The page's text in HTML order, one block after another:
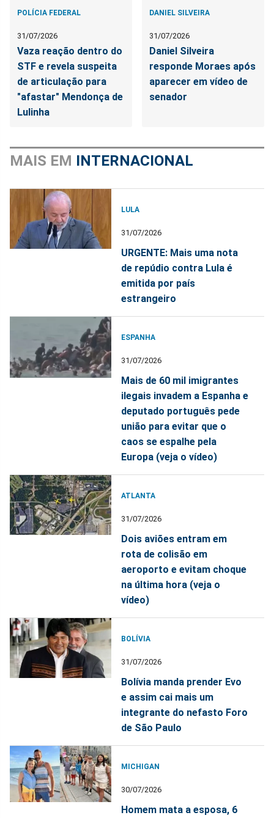
POLÍCIA FEDERAL
31/07/2026
Vaza reação dentro do
STF e revela suspeita
de articulação para
"afastar" Mendonça de
Lulinha
DANIEL SILVEIRA
31/07/2026
Daniel Silveira
responde Moraes após
aparecer em vídeo de
senador
MAIS EM INTERNACIONAL
LULA
31/07/2026
URGENTE: Mais uma nota
de repúdio contra Lula é
emitida por país
estrangeiro
ESPANHA
31/07/2026
Mais de 60 mil imigrantes
ilegais invadem a Espanha e
deputado português pede
união para evitar que o
caos se espalhe pela
Europa (veja o vídeo)
ATLANTA
31/07/2026
Dois aviões entram em
rota de colisão em
aeroporto e evitam choque
na última hora (veja o
vídeo)
BOLÍVIA
31/07/2026
Bolívia manda prender Evo
e assim cai mais um
integrante do nefasto Foro
de São Paulo
MICHIGAN
30/07/2026
Homem mata a esposa, 6